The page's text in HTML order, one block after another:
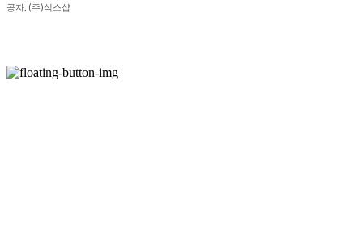
공자: (주)식스샵